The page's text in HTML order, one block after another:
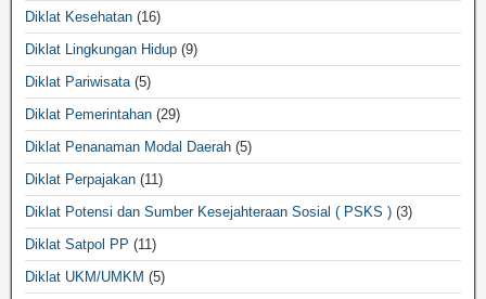
Diklat Kesehatan (16)
Diklat Lingkungan Hidup (9)
Diklat Pariwisata(5)
Diklat Pemerintahan (29)
Diklat Penanaman Modal Daerah (5)
Diklat Perpajakan (11)
Diklat Potensi dan Sumber Kesejahteraan Sosial ( PSKS ) (3)
Diklat Satpol PP (11)
Diklat UKM/UMKM (5)